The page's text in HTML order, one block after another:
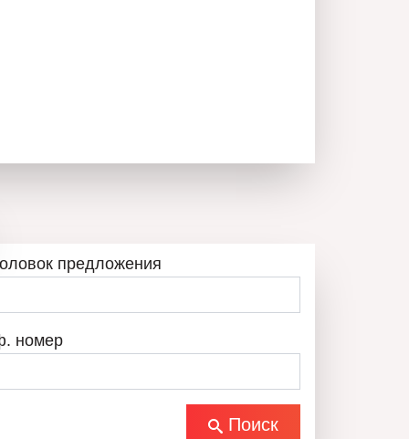
предложения
номер
Поиск